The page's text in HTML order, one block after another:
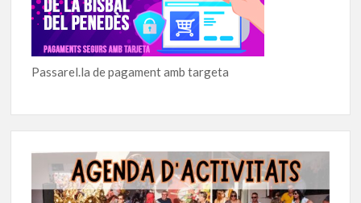
Passarel.la de pagament amb targeta